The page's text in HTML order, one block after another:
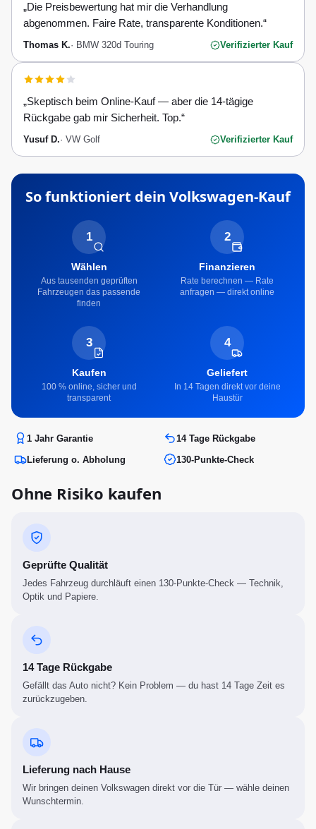
„Die Preisbewertung hat mir die Verhandlung
abgenommen. Faire Rate, transparente Konditionen.“
Thomas K.· BMW 320d Touring Verifizierter Kauf
„Skeptisch beim Online-Kauf — aber die 14-tägige
Rückgabe gab mir Sicherheit. Top.“
Yusuf D.· VW Golf Verifizierter Kauf
So funktioniert dein Volkswagen-Kauf
1
Wählen
Aus tausenden geprüften
Fahrzeugen das passende
finden
2
Finanzieren
Rate berechnen — Rate
anfragen — direkt online
3
Kaufen
100 % online, sicher und
transparent
4
Geliefert
In 14 Tagen direkt vor deine
Haustür
1 Jahr Garantie
14 Tage Rückgabe
Lieferung o. Abholung
130-Punkte-Check
Ohne Risiko kaufen
Geprüfte Qualität
Jedes Fahrzeug durchläuft einen 130-Punkte-Check — Technik,
Optik und Papiere.
14 Tage Rückgabe
Gefällt das Auto nicht? Kein Problem — du hast 14 Tage Zeit es
zurückzugeben.
Lieferung nach Hause
Wir bringen deinen Volkswagen direkt vor die Tür — wähle deinen
Wunschtermin.